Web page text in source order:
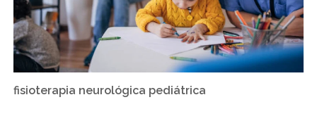
fisioterapia neurológica pediátrica